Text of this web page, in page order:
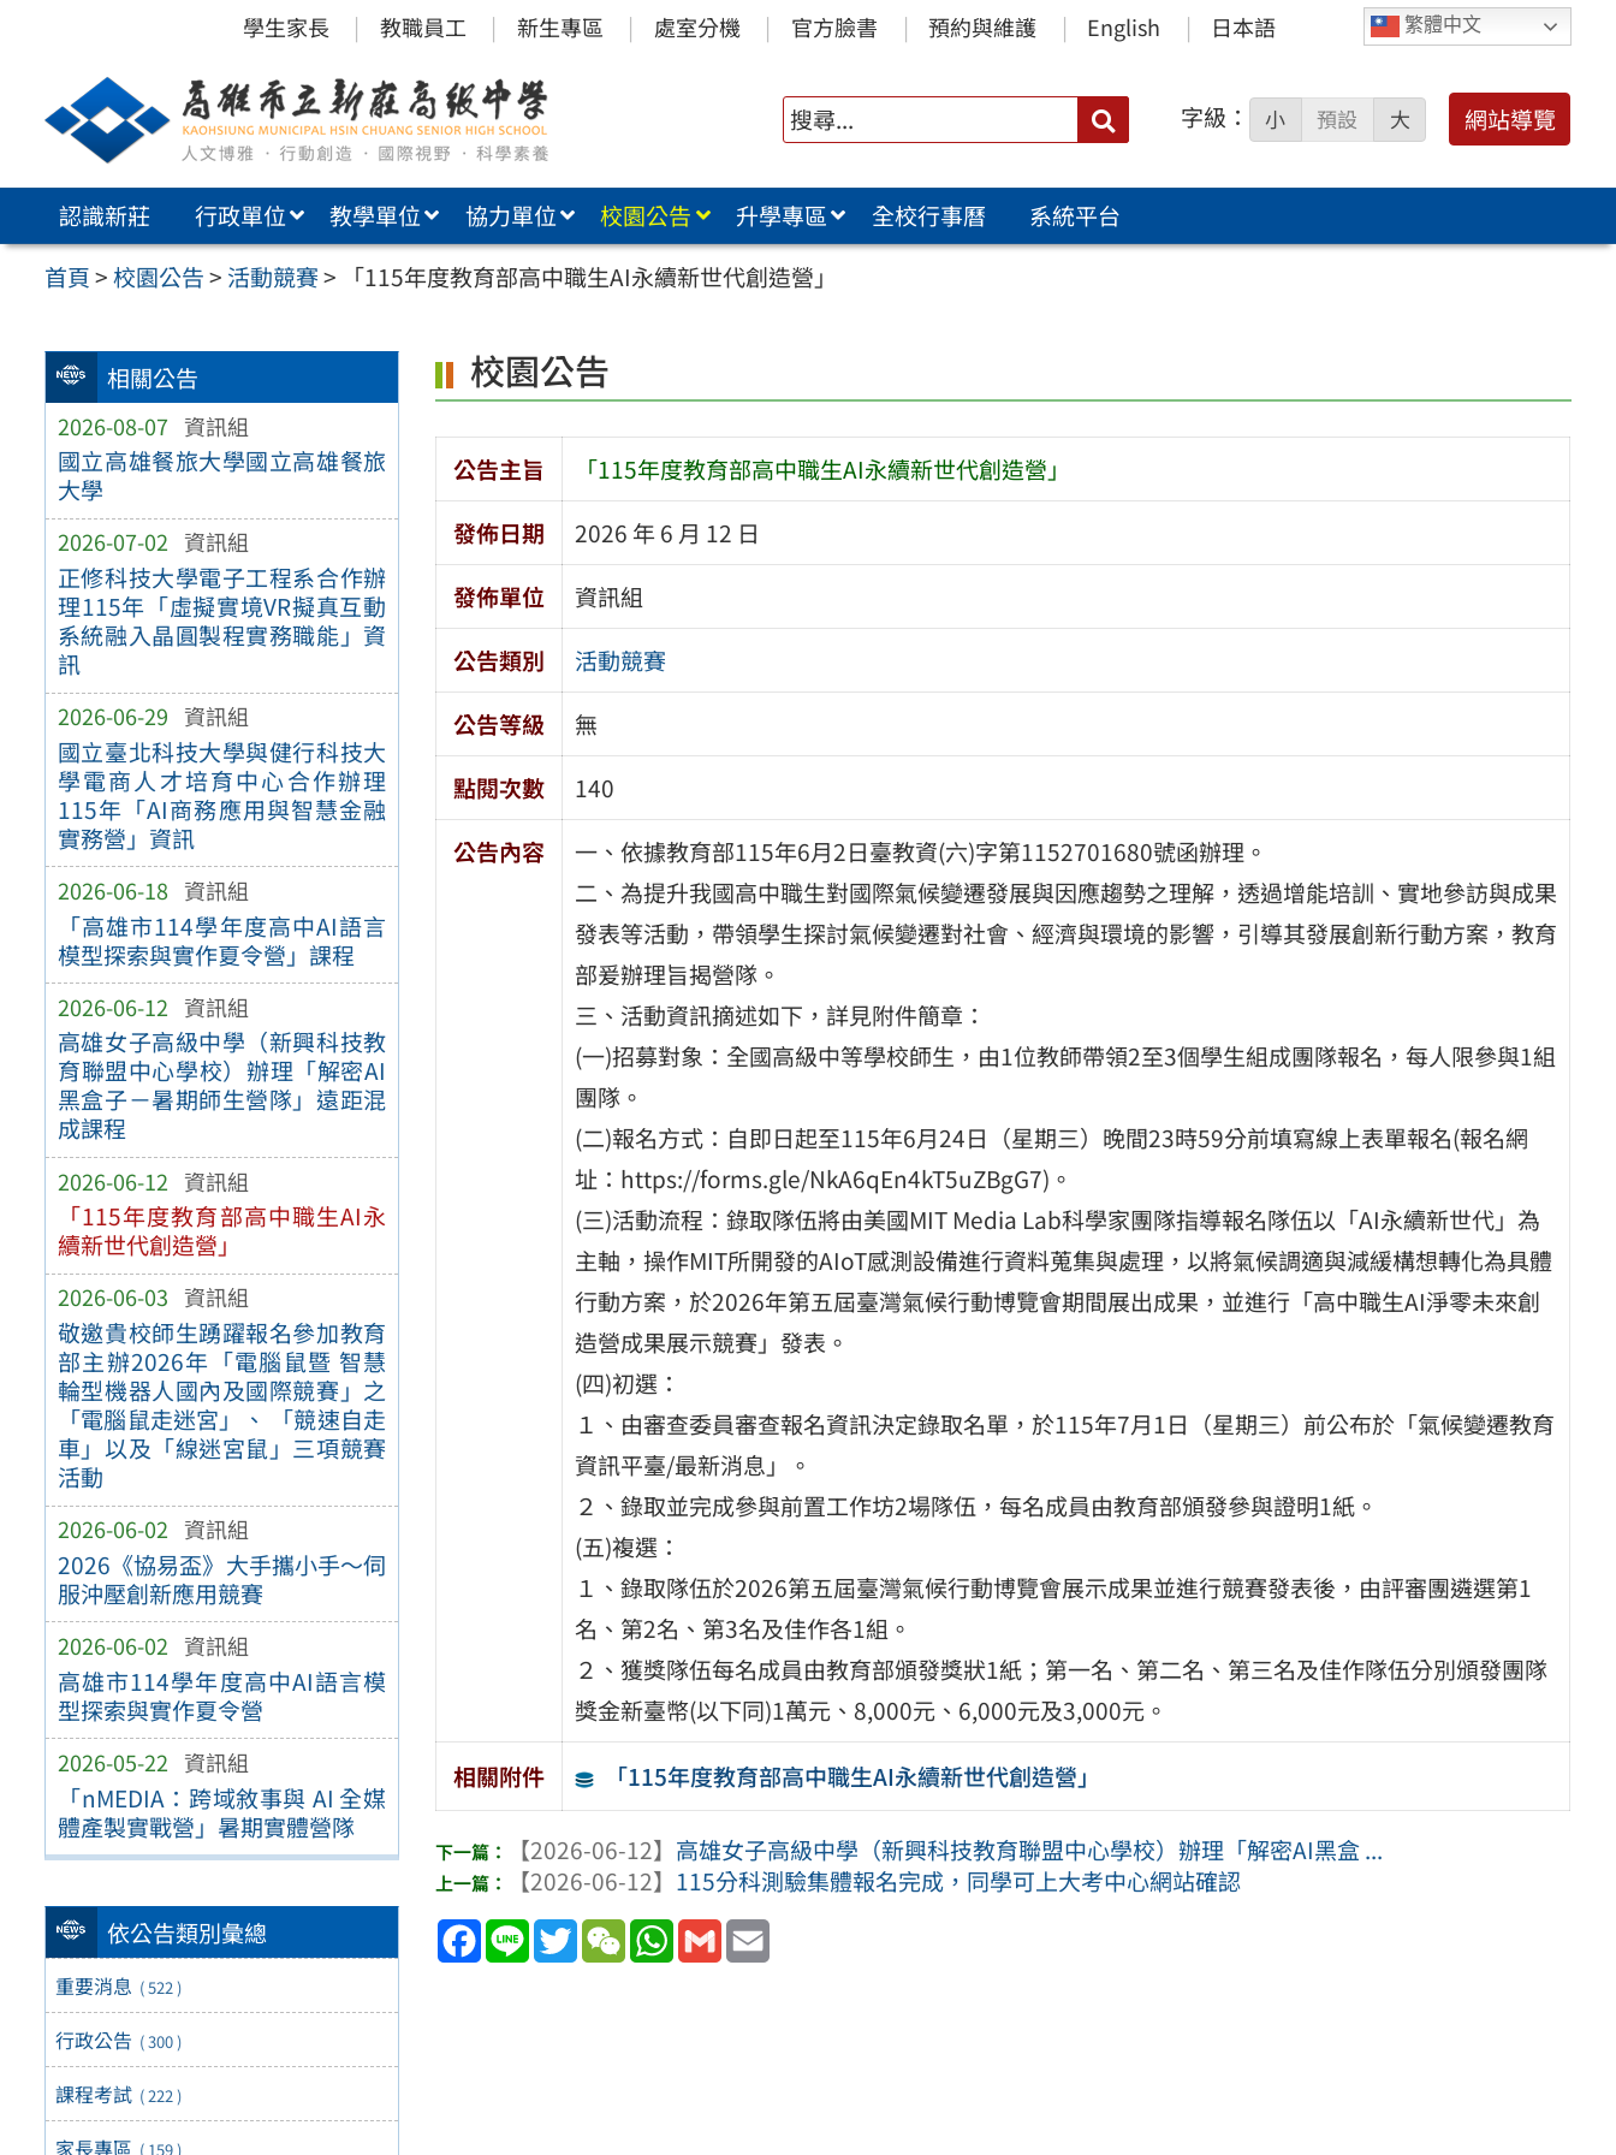
內
繁體中文
學生家長 教職員工 新生專區 處室分機 官方臉書 預約與維護 English 日本語
搜
尋：
字級： 小 預設 大 網站導覽
認識新莊 行政單位 教學單位 協力單位 校園公告 升學專區 全校行事曆
系統平台
首頁>校園公告> 活動競賽> 「115年度教育部高中職生AI永續新世代創造營」
相關公告
2026-08-07 資訊組
國立高雄餐旅大學國立高雄餐旅
大學
2026-07-02 資訊組
正修科技大學電子工程系合作辦
理115年「虛擬實境VR擬真互動
系統融入晶圓製程實務職能」資
訊
2026-06-29 資訊組
國立臺北科技大學與健行科技大
學電商人才培育中心合作辦理
115年「AI商務應用與智慧金融
實務營」資訊
2026-06-18 資訊組
「高雄市114學年度高中AI語言
模型探索與實作夏令營」課程
2026-06-12 資訊組
高雄女子高級中學（新興科技教
育聯盟中心學校）辦理「解密AI
黑盒子－暑期師生營隊」遠距混
成課程
2026-06-12 資訊組
「115年度教育部高中職生AI永
續新世代創造營」
2026-06-03 資訊組
敬邀貴校師生踴躍報名參加教育
部主辦2026年「電腦鼠暨 智慧
輪型機器人國內及國際競賽」之
「電腦鼠走迷宮」、 「競速自走
車」以及「線迷宮鼠」三項競賽
活動
2026-06-02 資訊組
2026《協易盃》大手攜小手～伺
服沖壓創新應用競賽
2026-06-02 資訊組
高雄市114學年度高中AI語言模
型探索與實作夏令營
2026-05-22 資訊組
「nMEDIA：跨域敘事與 AI 全媒
體產製實戰營」暑期實體營隊
依公告類別彙總
重要消息 ( 522 )
行政公告 ( 300 )
課程考試 ( 222 )
家長專區 ( 159 )
校園公告
公告主旨
「115年度教育部高中職生AI永續新世代創造營」
發佈日期
2026 年 6 月 12 日
發佈單位
資訊組
公告類別
活動競賽
公告等級
無
點閱次數
140
公告內容
一、依據教育部115年6月2日臺教資(六)字第1152701680號函辦理。
二、為提升我國高中職生對國際氣候變遷發展與因應趨勢之理解，透過增能培訓、實地參訪與成果
發表等活動，帶領學生探討氣候變遷對社會、經濟與環境的影響，引導其發展創新行動方案，教育
部爰辦理旨揭營隊。
三、活動資訊摘述如下，詳見附件簡章：
(一)招募對象：全國高級中等學校師生，由1位教師帶領2至3個學生組成團隊報名，每人限參與1組
團隊。
(二)報名方式：自即日起至115年6月24日（星期三）晚間23時59分前填寫線上表單報名(報名網
址：https://forms.gle/NkA6qEn4kT5uZBgG7)。
(三)活動流程：錄取隊伍將由美國MIT Media Lab科學家團隊指導報名隊伍以「AI永續新世代」為
主軸，操作MIT所開發的AIoT感測設備進行資料蒐集與處理，以將氣候調適與減緩構想轉化為具體
行動方案，於2026年第五屆臺灣氣候行動博覽會期間展出成果，並進行「高中職生AI淨零未來創
造營成果展示競賽」發表。
(四)初選：
１、由審查委員審查報名資訊決定錄取名單，於115年7月1日（星期三）前公布於「氣候變遷教育
資訊平臺/最新消息」。
２、錄取並完成參與前置工作坊2場隊伍，每名成員由教育部頒發參與證明1紙。
(五)複選：
１、錄取隊伍於2026第五屆臺灣氣候行動博覽會展示成果並進行競賽發表後，由評審團遴選第1
名、第2名、第3名及佳作各1組。
２、獲獎隊伍每名成員由教育部頒發獎狀1紙；第一名、第二名、第三名及佳作隊伍分別頒發團隊
獎金新臺幣(以下同)1萬元、8,000元、6,000元及3,000元。
相關附件
「115年度教育部高中職生AI永續新世代創造營」
【2026-06-12】 高雄女子高級中學（新興科技教育聯盟中心學校）辦理「解密AI黑盒 ...
【2026-06-12】 115分科測驗集體報名完成，同學可上大考中心網站確認
Facebook
Line TwitterWeChatWhatsApp
Gmail